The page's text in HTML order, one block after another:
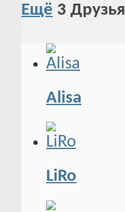
Ещё 3 Друзья
Alisa
LiRo